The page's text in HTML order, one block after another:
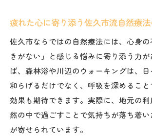
疲れた心に寄り添う佐久市流自然療
佐久市ならではの自然療法には、心身
きがない」と感じる悩みに寄り添う力
ば、森林浴や川辺のウォーキングは、
和らげるだけでなく、呼吸を深めるこ
効果も期待できます。実際に、地元の
然の中で過ごすことで気持ちが落ち着
が寄せられています。